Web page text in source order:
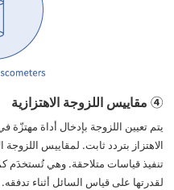
④ مقاييس اللزوجة الاهتزازية
يتم تعيين اللزوجة بإدخال أداة مهتزّة
الاهتزاز بتردد ثابت. لمقاييس
تنفيذ قياسات متلاحقة. وهي تُستخدَم
لقدرتها على قياس السائل أثناء تدفقه.